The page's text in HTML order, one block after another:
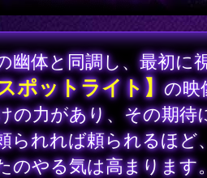
幽体と同調し、最初に
ポットライト】の映
の力があり、その期待
られれば頼られるほど
のやる気は高まります